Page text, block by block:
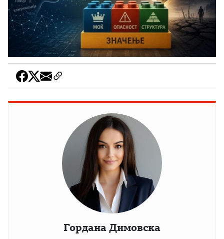
Гордана Димовска